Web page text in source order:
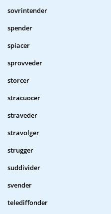
sovrintender
spender
spiacer
sprovveder
storcer
stracuocer
straveder
stravolger
strugger
suddivider
svender
telediffonder